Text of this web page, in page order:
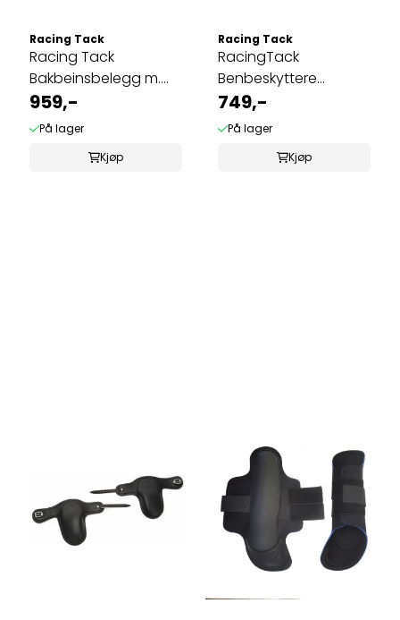
Racing Tack
Racing Tack
Bakbeinsbelegg m.
flapp 390A
959,-
På lager
Kjøp
Racing Tack
RacingTack
Benbeskyttere
m/Lyrca
749,-
På lager
Kjøp